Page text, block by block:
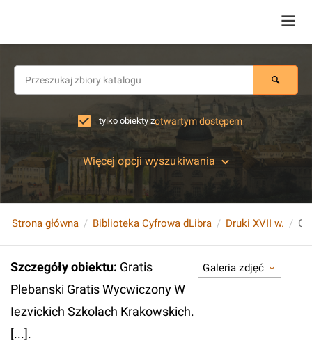
tylko obiekty zotwartym dostępem
Więcej opcji wyszukiwania
Strona główna Biblioteka Cyfrowa dLibra Druki XVII w.
Szczegóły obiektu: Gratis
Plebanski Gratis Wycwiczony W
Iezvickich Szkolach Krakowskich.
[...].
Galeria zdjęć